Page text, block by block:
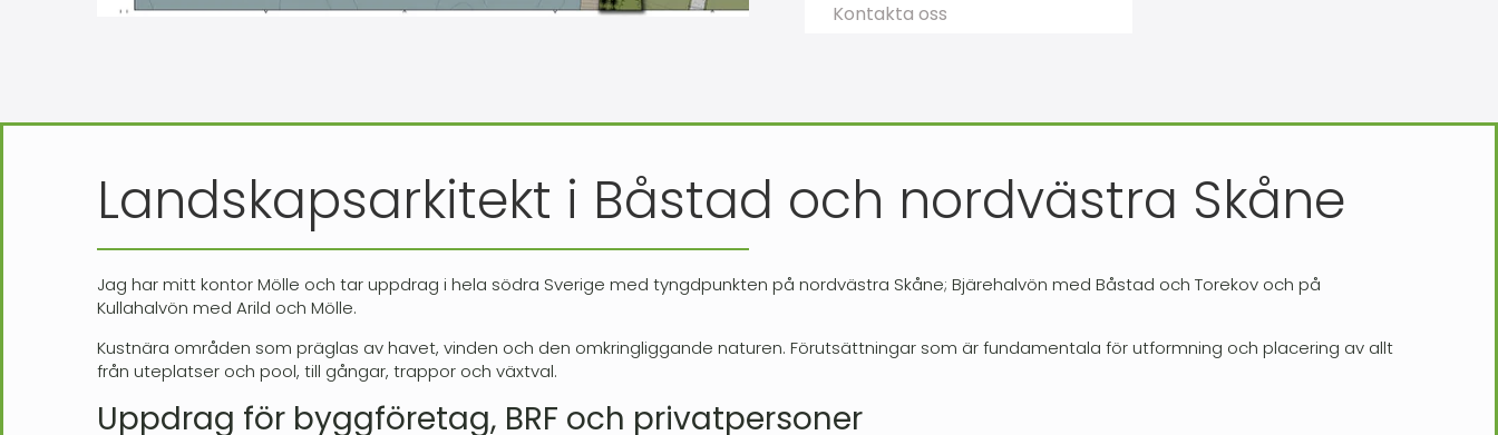
Kontakta oss
Landskapsarkitekt i Båstad och nordvästra Skåne
Jag har mitt kontor Mölle och tar uppdrag i hela södra Sverige med tyngdpunkten på nordvästra Skåne; Bjärehalvön med Båstad och Torekov och på
Kullahalvön med Arild och Mölle.
Kustnära områden som präglas av havet, vinden och den omkringliggande naturen. Förutsättningar som är fundamentala för utformning och placering av allt
från uteplatser och pool, till gångar, trappor och växtval.
Uppdrag för byggföretag, BRF och privatpersoner